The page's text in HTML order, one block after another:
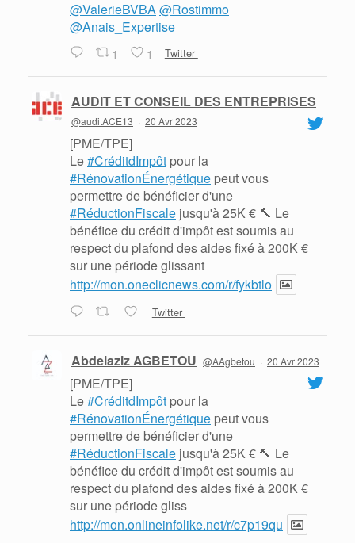
@ValerieBVBA@Rostimmo
@Anais_Expertise
1 1 Twitter
AUDIT ET CONSEIL DES ENTREPRISES
@auditACE13 · 20 Avr 2023
[PME/TPE]
Le#CréditdImpôt pour la
#RénovationÉnergétique peut vous
permettre de bénéficier d'une
#RéductionFiscale jusqu'à 25K € 🔨 Le
bénéfice du crédit d'impôt est soumis au
respect du plafond des aides fixé à 200K €
sur une période glissant
http://mon.oneclicnews.com/r/fykbtlo
Twitter
Abdelaziz AGBETOU @AAgbetou · 20 Avr 2023
[PME/TPE]
Le#CréditdImpôt pour la
#RénovationÉnergétique peut vous
permettre de bénéficier d'une
#RéductionFiscale jusqu'à 25K € 🔨 Le
bénéfice du crédit d'impôt est soumis au
respect du plafond des aides fixé à 200K €
sur une période gliss
http://mon.onlineinfolike.net/r/c7p19qu